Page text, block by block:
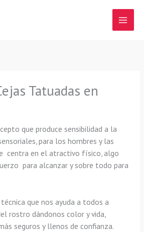
Tatuadas en
que produce sensibilidad a la
para los hombres y las
centra en el atractivo físico, algo
para alcanzar y sobre todo para
que nos ayuda a todos a
rostro dándonos color y vida,
seguros y llenos de confianza.